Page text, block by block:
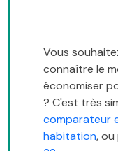
Vous
connaître le
économiser
? C'est très
comparateur
habitation,